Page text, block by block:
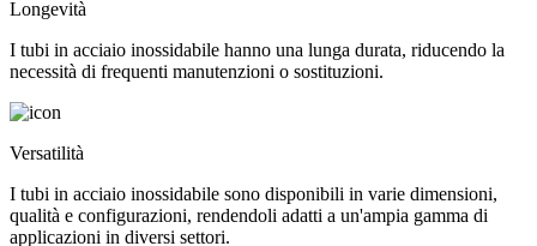
Longevità
I tubi in acciaio inossidabile hanno una lunga durata, riducendo la
necessità di frequenti manutenzioni o sostituzioni.
Versatilità
I tubi in acciaio inossidabile sono disponibili in varie dimensioni,
qualità e configurazioni, rendendoli adatti a un'ampia gamma di
applicazioni in diversi settori.